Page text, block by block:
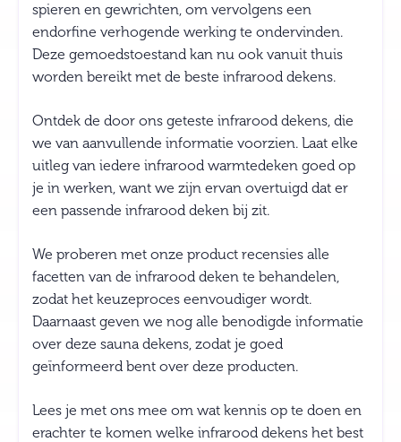
spieren en gewrichten, om vervolgens een
endorfine verhogende werking te ondervinden.
Deze gemoedstoestand kan nu ook vanuit thuis
worden bereikt met de beste infrarood dekens.
Ontdek de door ons geteste infrarood dekens, die
we van aanvullende informatie voorzien. Laat elke
uitleg van iedere infrarood warmtedeken goed op
je in werken, want we zijn ervan overtuigd dat er
een passende infrarood deken bij zit.
We proberen met onze product recensies alle
facetten van de infrarood deken te behandelen,
zodat het keuzeproces eenvoudiger wordt.
Daarnaast geven we nog alle benodigde informatie
over deze sauna dekens, zodat je goed
geïnformeerd bent over deze producten.
Lees je met ons mee om wat kennis op te doen en
erachter te komen welke infrarood dekens het best